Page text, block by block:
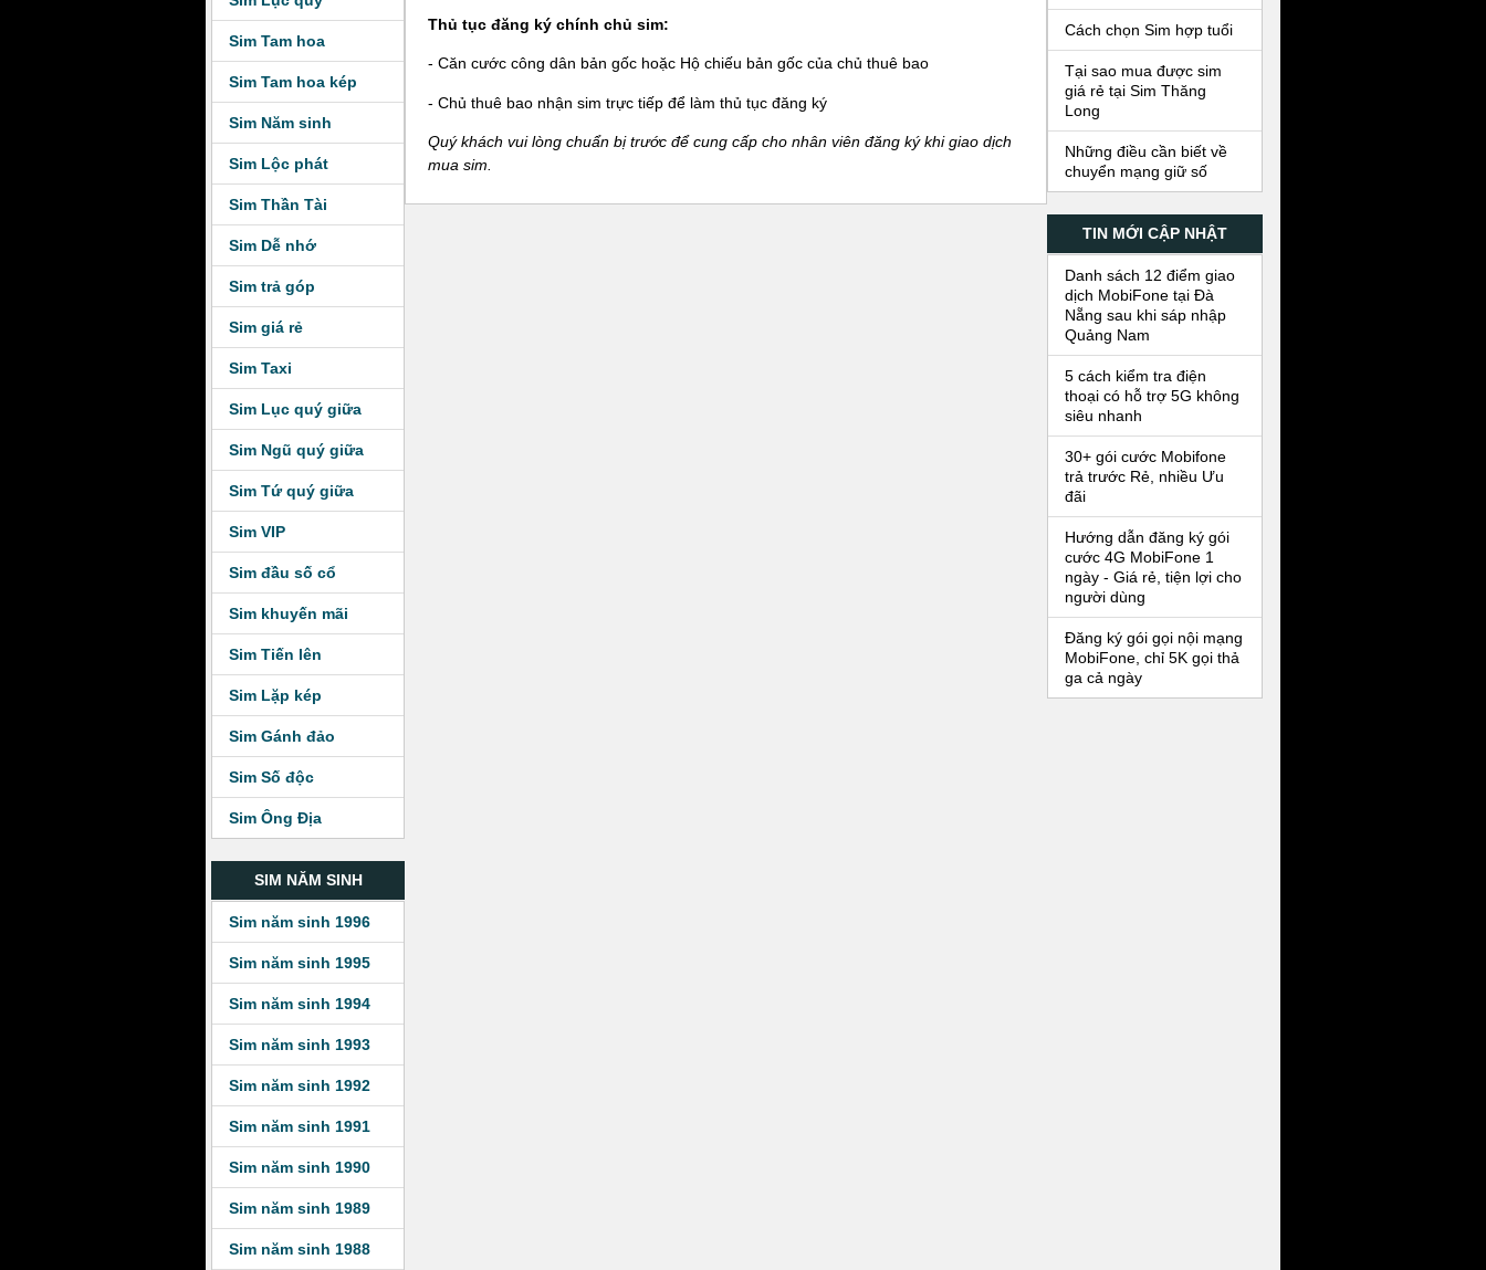
Sim Tam hoa
Sim Tam hoa kép
Sim Năm sinh
Sim Lộc phát
Sim Thần Tài
Sim Dễ nhớ
Sim trả góp
Sim giá rẻ
Sim Taxi
Sim Lục quý giữa
Sim Ngũ quý giữa
Sim Tứ quý giữa
Sim VIP
Sim đầu số cổ
Sim khuyến mãi
Sim Tiến lên
Sim Lặp kép
Sim Gánh đảo
Sim Số độc
Sim Ông Địa
SIM NĂM SINH
Sim năm sinh 1996
Sim năm sinh 1995
Sim năm sinh 1994
Sim năm sinh 1993
Sim năm sinh 1992
Sim năm sinh 1991
Sim năm sinh 1990
Sim năm sinh 1989
Sim năm sinh 1988
Thủ tục đăng ký chính chủ sim:
- Căn cước công dân bản gốc hoặc Hộ chiếu bản gốc của chủ thuê bao
- Chủ thuê bao nhận sim trực tiếp để làm thủ tục đăng ký
Quý khách vui lòng chuẩn bị trước để cung cấp cho nhân viên đăng ký khi giao dịch
mua sim.
Cách chọn Sim hợp tuổi
Tại sao mua được sim
giá rẻ tại Sim Thăng
Long
Những điều cần biết về
chuyển mạng giữ số
TIN MỚI CẬP NHẬT
Danh sách 12 điểm giao
dịch MobiFone tại Đà
Nẵng sau khi sáp nhập
Quảng Nam
5 cách kiểm tra điện
thoại có hỗ trợ 5G không
siêu nhanh
30+ gói cước Mobifone
trả trước Rẻ, nhiều Ưu
đãi
Hướng dẫn đăng ký gói
cước 4G MobiFone 1
ngày - Giá rẻ, tiện lợi cho
người dùng
Đăng ký gói gọi nội mạng
MobiFone, chỉ 5K gọi thả
ga cả ngày